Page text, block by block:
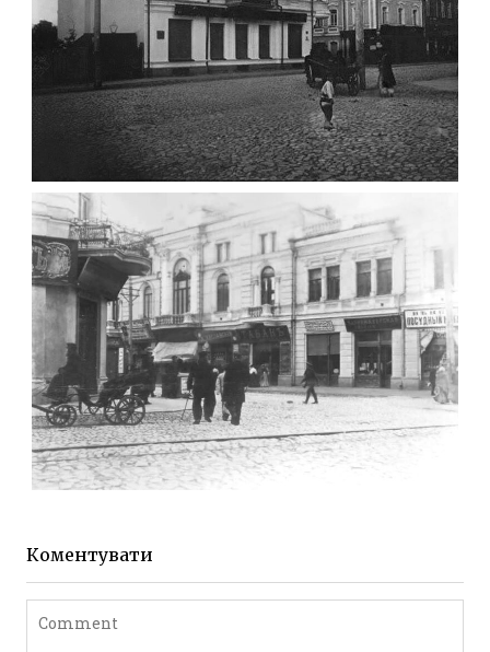
ФОТО ЖИТОМИРА 1905 ВУЛ.
МИХАЙЛІВСЬКА-СКОРУЛЬСЬКОГО
Фото Житомира період
до 1917 року
Leave a comment
ЖИТОМИР МИХАЙЛІВСЬКА 1903 РОКУ
Коментувати